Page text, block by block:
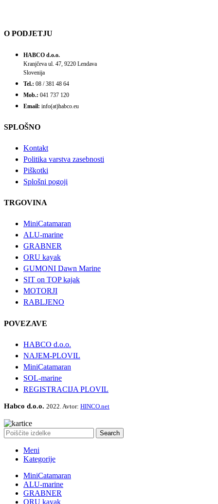
O PODJETJU
HABCO d.o.o.
Kranjčeva ul. 47, 9220 Lendava
Slovenija
Tel.: 08 / 381 48 64
Mob.: 041 737 120
Email: info(at)habco.eu
SPLOŠNO
Kontakt
Politika varstva zasebnosti
Piškotki
Splošni pogoji
TRGOVINA
MiniCatamaran
ALU-marine
GRABNER
ORU kayak
GUMONI Dawn Marine
SIT on TOP kajak
MOTORJI
RABLJENO
POVEZAVE
HABCO d.o.o.
NAJEM-PLOVIL
MiniCatamaran
SOL-marine
REGISTRACIJA PLOVIL
Habco d.o.o. 2022. Avtor: HINCO.net
Search
Meni
Kategorije
MiniCatamaran
ALU-marine
GRABNER
ORU kayak